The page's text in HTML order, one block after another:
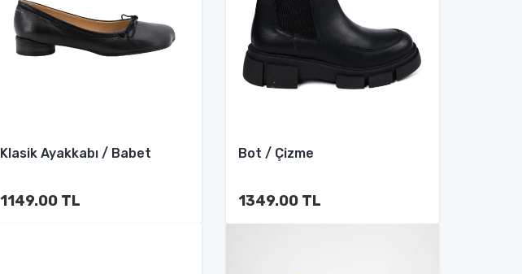
Klasik Ayakkabı / Babet
1149.00 TL
Bot / Çizme
1349.00 TL